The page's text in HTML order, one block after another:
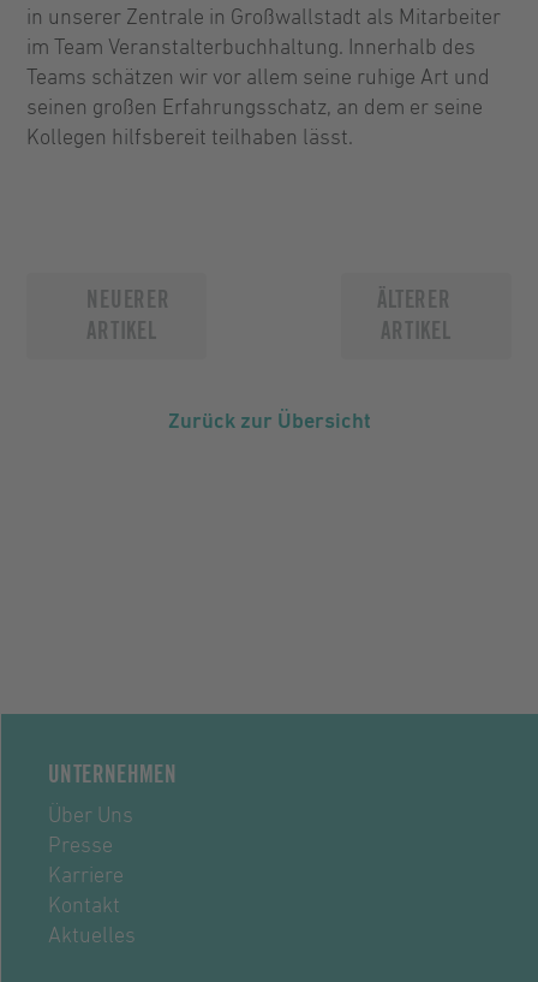
in unserer Zentrale in Großwallstadt als Mitarbeiter
im Team Veranstalterbuchhaltung. Innerhalb des
Teams schätzen wir vor allem seine ruhige Art und
seinen großen Erfahrungsschatz, an dem er seine
Kollegen hilfsbereit teilhaben lässt.
NEUERER
ARTIKEL
ÄLTERER
ARTIKEL
Zurück zur Übersicht
UNTERNEHMEN
Über Uns
Presse
Karriere
Kontakt
Aktuelles